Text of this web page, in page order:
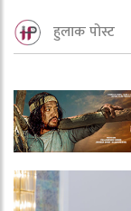
हुलाक पोस्ट